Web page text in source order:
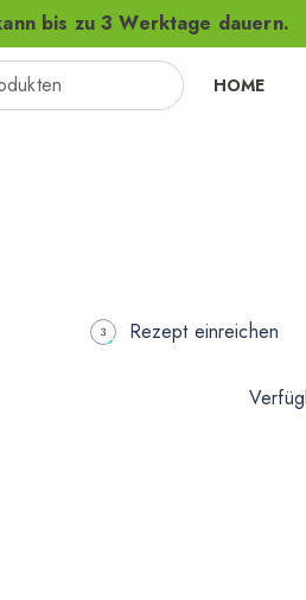
bis zu 3 Werktage dauern.
HOME
Rezept einreichen